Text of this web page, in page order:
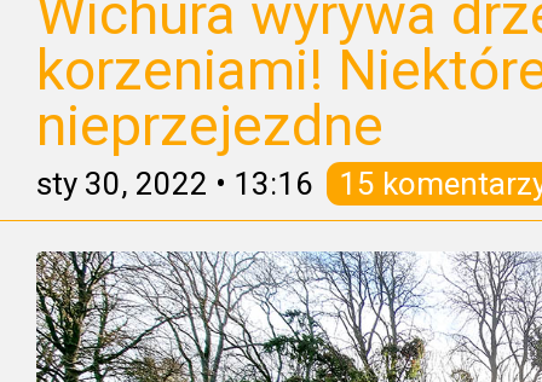
Wichura wyrywa
korzeniami!
nieprzejezdne
sty 30, 2022 • 13:16 15